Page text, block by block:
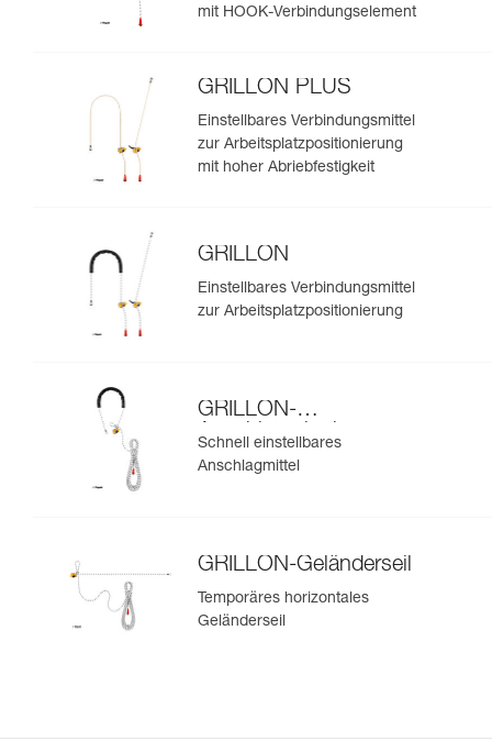
mit HOOK-Verbindungselement
GRILLON PLUS
Einstellbares Verbindungsmittel
zur Arbeitsplatzpositionierung
mit hoher Abriebfestigkeit
GRILLON
Einstellbares Verbindungsmittel
zur Arbeitsplatzpositionierung
GRILLON-
Anschlagmittel
Schnell einstellbares
Anschlagmittel
GRILLON-Geländerseil
Temporäres horizontales
Geländerseil